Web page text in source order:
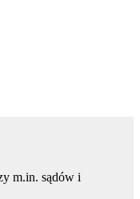
m.in. sądów i